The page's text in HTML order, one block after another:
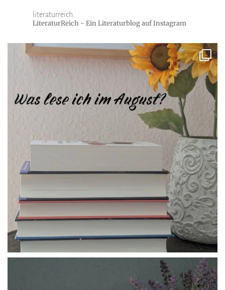
literaturreich
LiteraturReich - Ein Literaturblog auf Instagram